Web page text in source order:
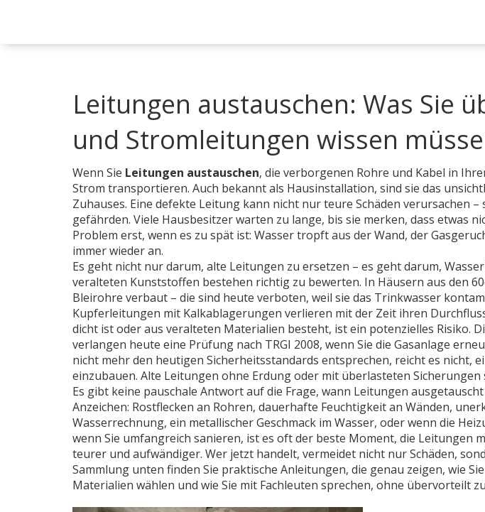
Leitungen austauschen: Was Sie
und Stromleitungen wissen
Wenn Sie Leitungen austauschen, die verborgenen Rohre und Kabel in
Strom transportieren. Auch bekannt als Hausinstallation, sind sie das
Zuhauses. Eine defekte Leitung kann nicht nur teure Schäden verursachen
gefährden. Viele Hausbesitzer warten zu lange, bis sie merken, dass etwas
Problem erst, wenn es zu spät ist: Wasser tropft aus der Wand, der
immer wieder an.
Es geht nicht nur darum, alte Leitungen zu ersetzen – es geht darum,
veralteten Kunststoffen bestehen richtig zu bewerten. In Häusern aus den
Bleirohre verbaut – die sind heute verboten, weil sie das Trinkwasser
Kupferleitungen mit Kalkablagerungen verlieren mit der Zeit ihren
dicht ist oder aus veralteten Materialien besteht, ist ein potenzielles Risiko.
verlangen heute eine Prüfung nach TRGI 2008, wenn Sie die Gasanlage
nicht mehr den heutigen Sicherheitsstandards entsprechen, reicht es nicht,
einzubauen. Alte Leitungen ohne Erdung oder mit überlasteten Sicherungen
Es gibt keine pauschale Antwort auf die Frage, wann Leitungen
Anzeichen: Rostflecken an Rohren, dauerhafte Feuchtigkeit an Wänden,
Wasserrechnung, ein metallischer Geschmack im Wasser, oder wenn die
wenn Sie umfangreich sanieren, ist es oft der beste Moment, die Leitungen
teurer und aufwändiger. Wer jetzt handelt, vermeidet nicht nur Schäden,
Sammlung unten finden Sie praktische Anleitungen, die genau zeigen, wie
Materialien wählen und wie Sie mit Fachleuten sprechen, ohne übervorteilt